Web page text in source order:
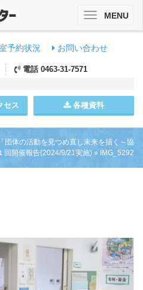
予約状況 お問い合わせ
電話 0463-31-7571
セス 各種資料
ToggleMENU
「団体の活動を見つめ直し未来を描く～協
回開催報告(2024/9/21実施) » IMG_5292